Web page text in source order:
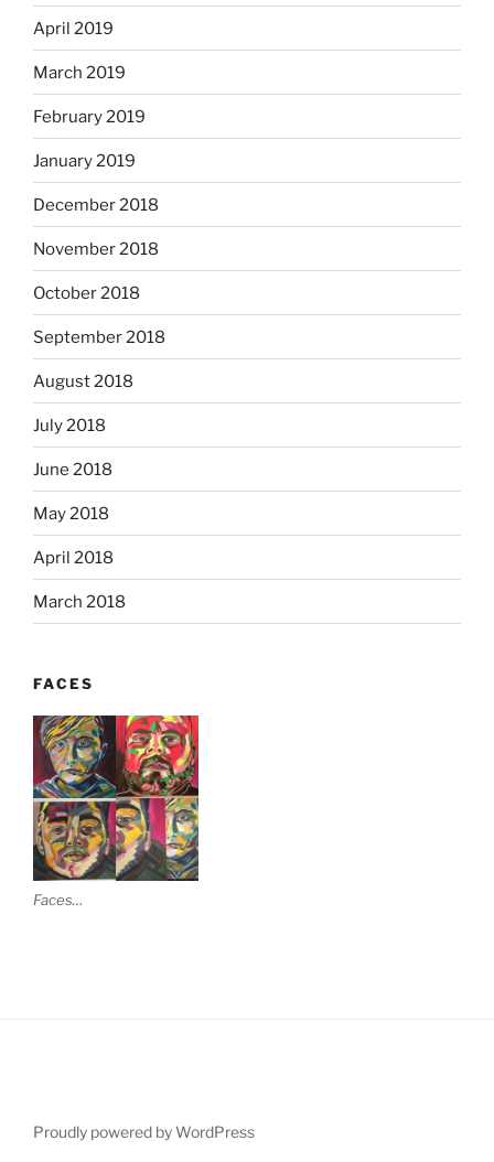
April 2019
March 2019
February 2019
January 2019
December 2018
November 2018
October 2018
September 2018
August 2018
July 2018
June 2018
May 2018
April 2018
March 2018
FACES
Faces…
Proudly powered by WordPress